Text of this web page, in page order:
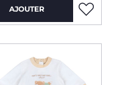
AJOUTER